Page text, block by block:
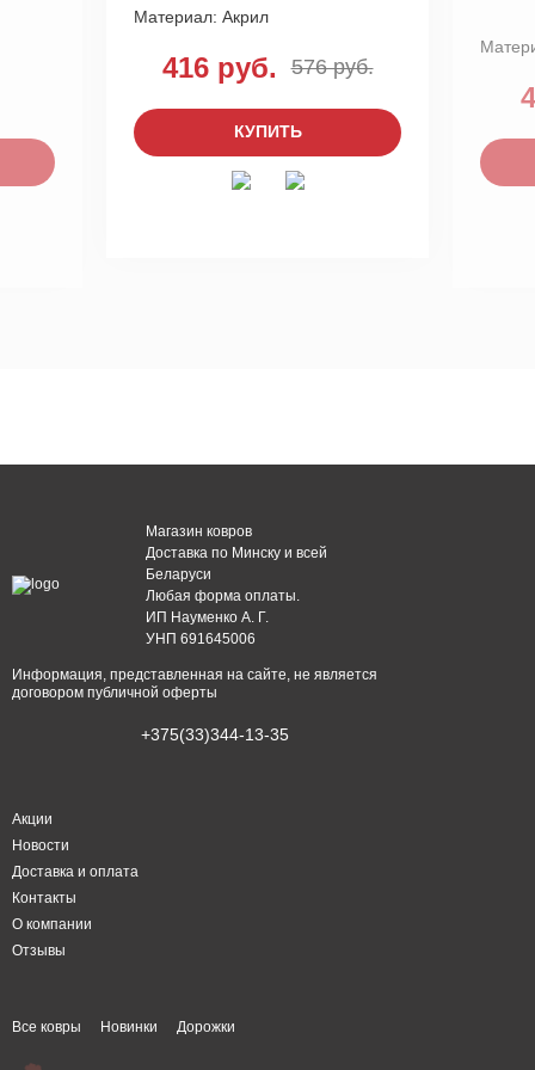
Материал: Акрил
416 руб. 576 руб.
КУПИТЬ
Магазин ковров
Доставка по Минску и всей
Беларуси
Любая форма оплаты.
ИП Науменко А. Г.
УНП 691645006
Информация, представленная на сайте, не является
договором публичной оферты
+375(33)344-13-35
Акции
Новости
Доставка и оплата
Контакты
О компании
Отзывы
Все ковры Новинки Дорожки